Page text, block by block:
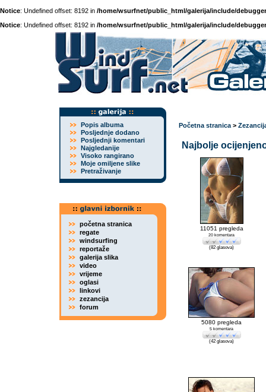
Notice: Undefined offset: 8192 in /home/wsurfnet/public_html/galerija/include/
Notice: Undefined offset: 8192 in /home/wsurfnet/public_html/galerija/include/
Popis albuma
Posljednje dodano
Posljednji komentari
Najgledanije
Visoko rangirano
Moje omiljene slike
Pretraživanje
početna stranica
regate
windsurfing
reportaže
galerija slika
video
vrijeme
oglasi
linkovi
zezancija
forum
Početna stranica >
Najbolje
11051 pregleda
20 komentara
(82 glasova)
5080 pregleda
5 komentara
(42 glasova)